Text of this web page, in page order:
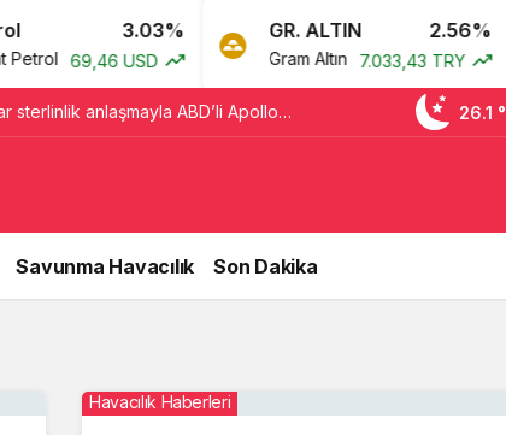
3.03%
69,46 USD
GR. ALTIN 2.56%
Gram Altın 7.033,43 TRY
sterlinlik anlaşmayla ABD’li Apollo 26.1 °
Savunma Havacılık Son Dakika
Havacılık Haberleri